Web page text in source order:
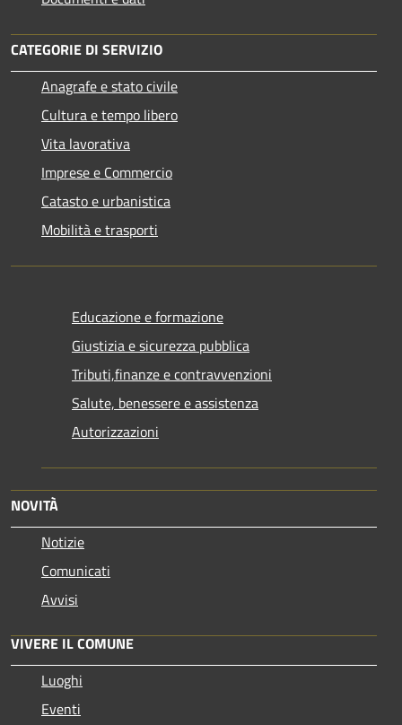
CATEGORIE DI SERVIZIO
Anagrafe e stato civile
Cultura e tempo libero
Vita lavorativa
Imprese e Commercio
Catasto e urbanistica
Mobilità e trasporti
Educazione e formazione
Giustizia e sicurezza pubblica
Tributi,finanze e contravvenzioni
Salute, benessere e assistenza
Autorizzazioni
NOVITÀ
Notizie
Comunicati
Avvisi
VIVERE IL COMUNE
Luoghi
Eventi